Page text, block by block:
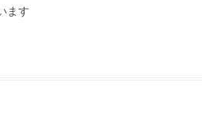
ます